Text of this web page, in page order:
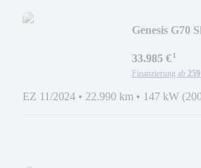
Genesis G70
33.985 €¹
Finanzierung ab
EZ 11/2024 • 22.990 km • 147 kW